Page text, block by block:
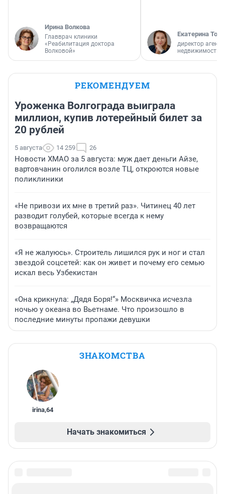
Ирина Волкова
Главврач клиники
«Реабилитация доктора
Волковой»
Екатерина
директор
недвижимости
РЕКОМЕНДУЕМ
Уроженка Волгограда выиграла
миллион, купив лотерейный билет за
20 рублей
5 августа 14 259 26
Новости ХМАО за 5 августа: муж дает деньги Айзе,
вартовчанин оголился возле ТЦ, откроются новые
поликлиники
«Не привози их мне в третий раз». Читинец 40 лет
разводит голубей, которые всегда к нему
возвращаются
«Я не жалуюсь». Строитель лишился рук и ног и стал
звездой соцсетей: как он живет и почему его семью
искал весь Узбекистан
«Она крикнула: „Дядя Боря!“» Москвичка исчезла
ночью у океана во Вьетнаме. Что произошло в
последние минуты пропажи девушки
ЗНАКОМСТВА
irina,64
Начать знакомиться